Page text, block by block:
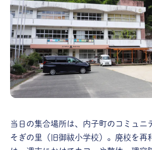
当日の集合場所は、内子町のコミュニ
そぎの里（旧御祓小学校）。廃校を再